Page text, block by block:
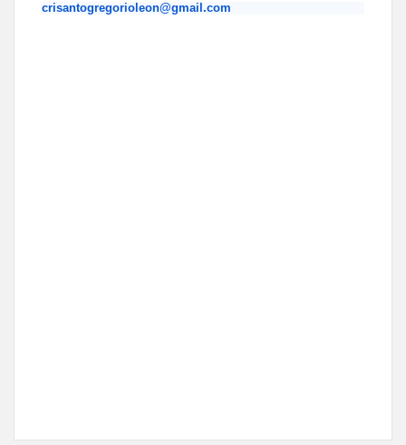
crisantogregorioleon@gmail.com